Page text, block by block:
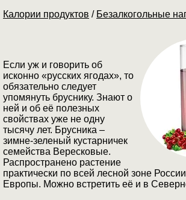
Калории продуктов / Безалкогольные
Если уж и говорить об
исконно «русских ягодах», то
обязательно следует
упомянуть бруснику. Знают о
ней и об её полезных
свойствах уже не одну
тысячу лет. Брусника –
зимне-зеленый кустарничек
семейства Вересковые.
Распространено растение
практически по всей лесной зоне
Европы. Можно встретить её и в